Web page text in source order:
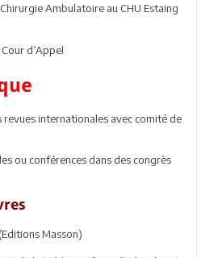
Ambulatoire au CHU Estaing
d’Appel
revues internationales avec comité de
ou conférences dans des congrès
Masson)